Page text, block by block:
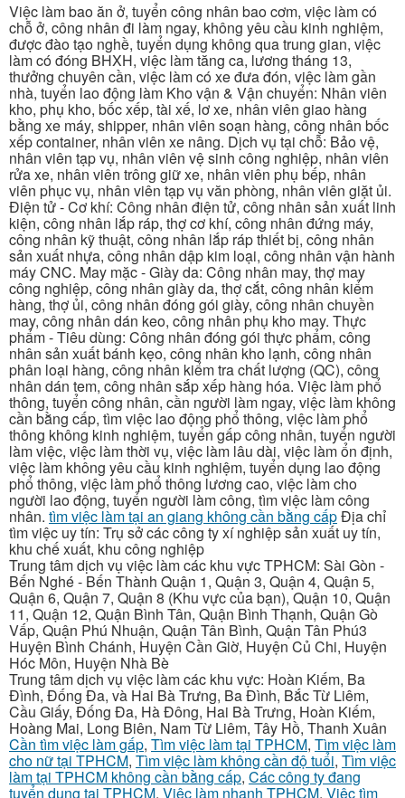
Việc làm bao ăn ở, tuyển công nhân bao cơm, việc làm có
chỗ ở, công nhân đi làm ngay, không yêu cầu kinh nghiệm,
được đào tạo nghề, tuyển dụng không qua trung gian, việc
làm có đóng BHXH, việc làm tăng ca, lương tháng 13,
thưởng chuyên cần, việc làm có xe đưa đón, việc làm gần
nhà, tuyển lao động làm Kho vận & Vận chuyển: Nhân viên
kho, phụ kho, bốc xếp, tài xế, lơ xe, nhân viên giao hàng
bằng xe máy, shipper, nhân viên soạn hàng, công nhân bốc
xếp container, nhân viên xe nâng. Dịch vụ tại chỗ: Bảo vệ,
nhân viên tạp vụ, nhân viên vệ sinh công nghiệp, nhân viên
rửa xe, nhân viên trông giữ xe, nhân viên phụ bếp, nhân
viên phục vụ, nhân viên tạp vụ văn phòng, nhân viên giặt ủi.
Điện tử - Cơ khí: Công nhân điện tử, công nhân sản xuất linh
kiện, công nhân lắp ráp, thợ cơ khí, công nhân đứng máy,
công nhân kỹ thuật, công nhân lắp ráp thiết bị, công nhân
sản xuất nhựa, công nhân dập kim loại, công nhân vận hành
máy CNC. May mặc - Giày da: Công nhân may, thợ may
công nghiệp, công nhân giày da, thợ cắt, công nhân kiểm
hàng, thợ ủi, công nhân đóng gói giày, công nhân chuyền
may, công nhân dán keo, công nhân phụ kho may. Thực
phẩm - Tiêu dùng: Công nhân đóng gói thực phẩm, công
nhân sản xuất bánh kẹo, công nhân kho lạnh, công nhân
phân loại hàng, công nhân kiểm tra chất lượng (QC), công
nhân dán tem, công nhân sắp xếp hàng hóa. Việc làm phổ
thông, tuyển công nhân, cần người làm ngay, việc làm không
cần bằng cấp, tìm việc lao động phổ thông, việc làm phổ
thông không kinh nghiệm, tuyển gấp công nhân, tuyển người
làm việc, việc làm thời vụ, việc làm lâu dài, việc làm ổn định,
việc làm không yêu cầu kinh nghiệm, tuyển dụng lao động
phổ thông, việc làm phổ thông lương cao, việc làm cho
người lao động, tuyển người làm công, tìm việc làm công
nhân. tìm việc làm tại an giang không cần bằng cấpĐịa chỉ
tìm việc uy tín: Trụ sở các công ty xí nghiệp sản xuất uy tín,
khu chế xuất, khu công nghiệp
Trung tâm dịch vụ việc làm các khu vực TPHCM: Sài Gòn -
Bến Nghé - Bến Thành Quận 1, Quận 3, Quận 4, Quận 5,
Quận 6, Quận 7, Quận 8 (Khu vực của bạn), Quận 10, Quận
11, Quận 12, Quận Bình Tân, Quận Bình Thạnh, Quận Gò
Vấp, Quận Phú Nhuận, Quận Tân Bình, Quận Tân Phú3
Huyện Bình Chánh, Huyện Cần Giờ, Huyện Củ Chi, Huyện
Hóc Môn, Huyện Nhà Bè
Trung tâm dịch vụ việc làm các khu vực: Hoàn Kiếm, Ba
Đình, Đống Đa, và Hai Bà Trưng, Ba Đình, Bắc Từ Liêm,
Cầu Giấy, Đống Đa, Hà Đông, Hai Bà Trưng, Hoàn Kiếm,
Hoàng Mai, Long Biên, Nam Từ Liêm, Tây Hồ, Thanh Xuân
Cần tìm việc làm gấp, Tìm việc làm tại TPHCM, Tìm việc làm
cho nữ tại TPHCM, Tìm việc làm không cần độ tuổi, Tìm việc
làm tại TPHCM không cần bằng cấp, Các công ty đang
tuyển dụng tại TPHCM, Việc làm nhanh TPHCM, Việc tìm